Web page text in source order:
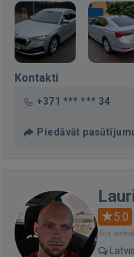
Kontakti
+371 *** *** 34
Piedāvāt
5.0
Bija